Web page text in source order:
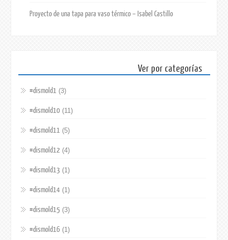
Proyecto de una tapa para vaso térmico – Isabel Castillo
Ver por categorías
#dismold1 (3)
#dismold10(11)
#dismold11 (5)
#dismold12 (4)
#dismold13 (1)
#dismold14(1)
#dismold15 (3)
#dismold16(1)